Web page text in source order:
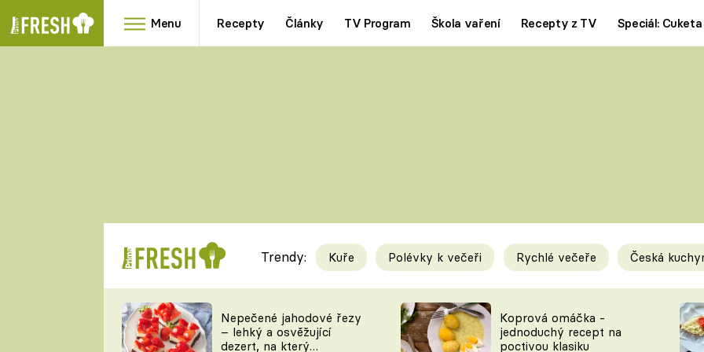
Menu Recepty Články TV Program Škola vaření Recepty z TV Speciál: Cuketa
RYCHLOVKY
Videorecepty
TEĎ VAŘÍ ŠÉF!
Tipy a triky
KAM ZA JÍDLEM
Trendy: Kuře Polévky k večeři Rychlé večeře Česká
Nepečené jahodové řezy
– lehký a osvěžující
dezert, na který
Koprová omáčka -
jednoduchý recept na
poctivou klasiku